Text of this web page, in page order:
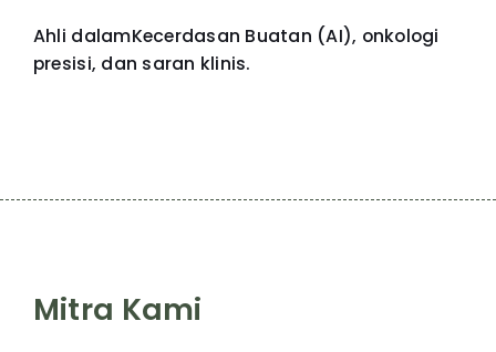
Ahli dalamKecerdasan Buatan (AI), onkologi
presisi, dan saran klinis.
Mitra Kami